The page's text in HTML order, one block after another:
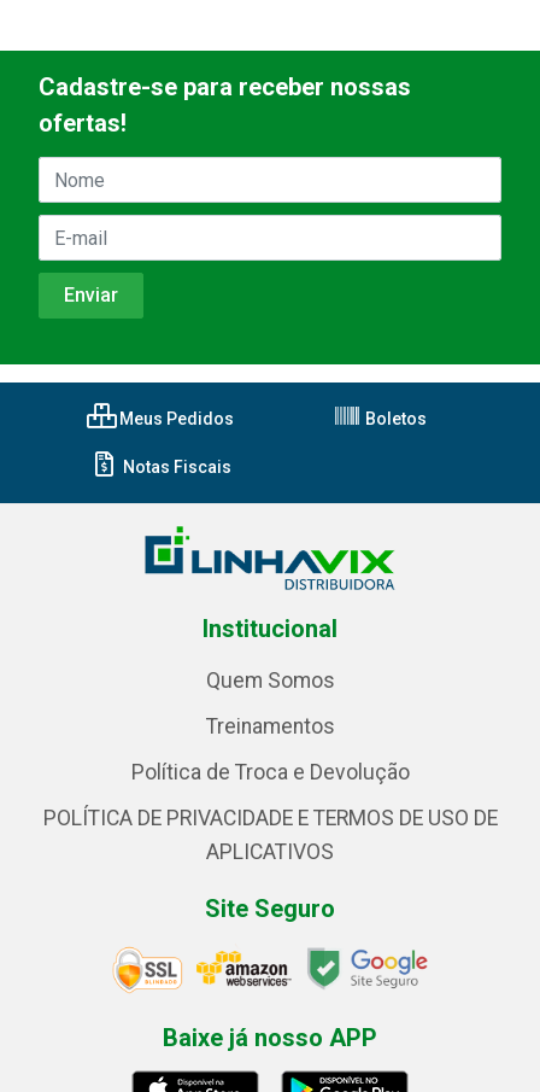
Cadastre-se para receber nossas
ofertas!
Meus Pedidos Boletos
Notas Fiscais
Institucional
Quem Somos
Treinamentos
Política de Troca e Devolução
POLÍTICA DE PRIVACIDADE E TERMOS DE USO DE
APLICATIVOS
Site Seguro
Baixe já nosso APP